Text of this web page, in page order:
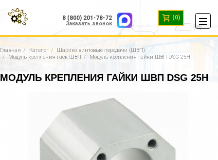
8 (800) 201-78-72
Заказать звонок
(0)
Главная Каталог
Шарико винтовые передачи (ШВП)
Модуль крепления гаек ШВП
Модуль крепления гайки ШВП DSG 25H
МОДУЛЬ КРЕПЛЕНИЯ ГАЙКИ ШВП DSG 25H